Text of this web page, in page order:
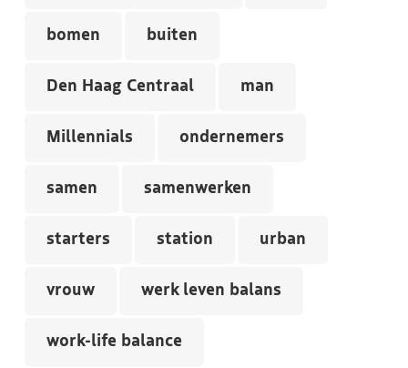
bomen buiten
Den Haag Centraal man
Millennials ondernemers
samen samenwerken
starters station urban
vrouw werk leven balans
work-life balance